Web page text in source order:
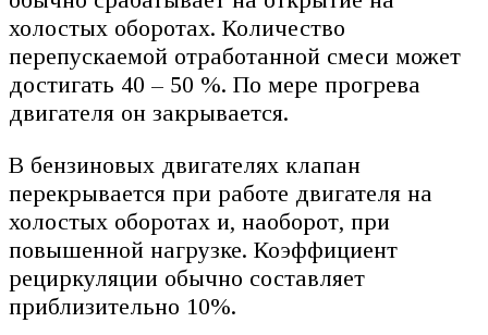
холостых оборотах. Количество
перепускаемой отработанной смеси может
достигать 40 – 50 %. По мере прогрева
двигателя он закрывается.
В бензиновых двигателях клапан
перекрывается при работе двигателя на
холостых оборотах и, наоборот, при
повышенной нагрузке. Коэффициент
рециркуляции обычно составляет
приблизительно 10%.